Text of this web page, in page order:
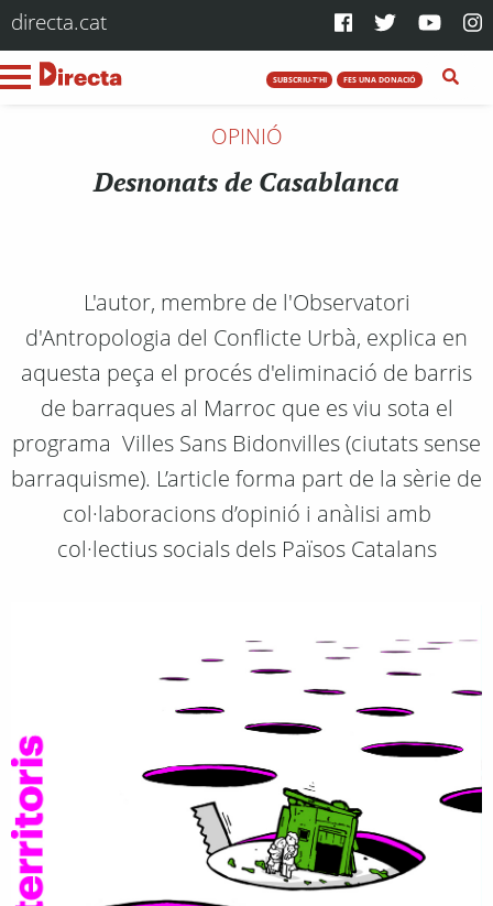
directa.cat
SUBSCRIU-T'HI FES UNA DONACIÓ
OPINIÓ
Desnonats de Casablanca
L'autor, membre de l'Observatori
d'Antropologia del Conflicte Urbà, explica en
aquesta peça el procés d'eliminació de barris
de barraques al Marroc que es viu sota el
programa Villes Sans Bidonvilles (ciutats sense
barraquisme). L’article forma part de la sèrie de
col·laboracions d’opinió i anàlisi amb
col·lectius socials dels Països Catalans